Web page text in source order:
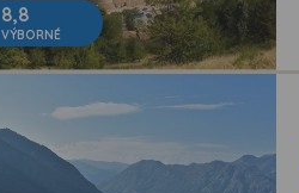
8,8
VÝBORNÉ